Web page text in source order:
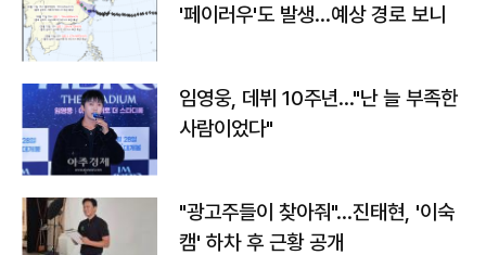
'페이러우'도 발생…예상 경로 보니
임영웅, 데뷔 10주년…"난 늘 부족한
사람이었다"
"광고주들이 찾아줘"…진태현, '이숙
캠' 하차 후 근황 공개